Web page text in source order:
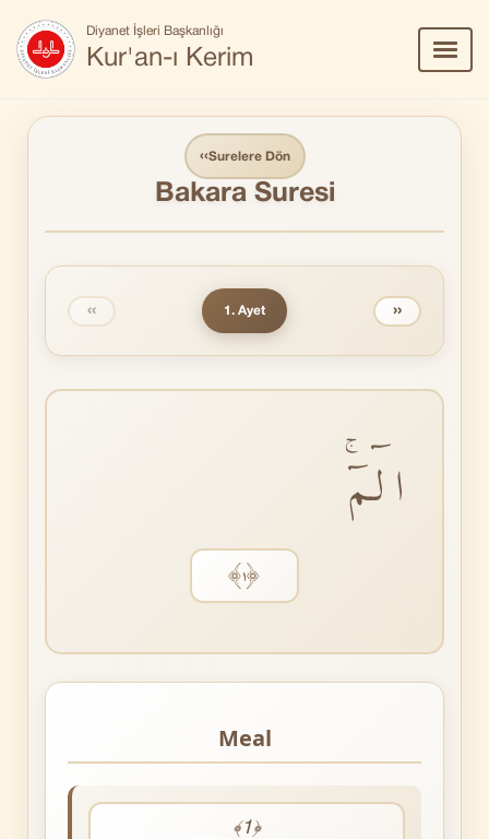
Diyanet İşleri Başkanlığı
Kur'an-ı Kerim
Aç/
‹‹Surelere Dön
Bakara Suresi
‹‹ 1. Ayet ››
الٓمٓۚ
﴿١﴾
Meal
﴾1﴿